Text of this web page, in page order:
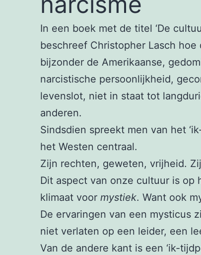
In een boek met de titel ‘De
beschreef Christopher Lasch
bijzonder de Amerikaanse,
narcistische persoonlijkheid,
levenslot, niet in staat tot
anderen.
Sindsdien spreekt men van het
het Westen centraal.
Zijn rechten, geweten, vrijheid.
Dit aspect van onze cultuur is
klimaat voor mystiek. Want ook
De ervaringen van een mysticus
niet verlaten op een leider, een
Van de andere kant is een ‘ik-